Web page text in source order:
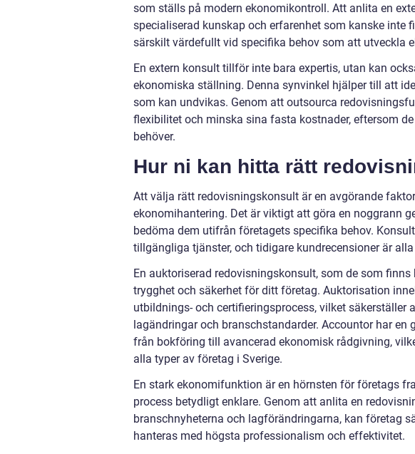
som ställs på modern ekonomikontroll. Att anlita en
specialiserad kunskap och erfarenhet som kanske inte
särskilt värdefullt vid specifika behov som att utveckla
En extern konsult tillför inte bara expertis, utan kan
ekonomiska ställning. Denna synvinkel hjälper till att
som kan undvikas. Genom att outsourca
flexibilitet och minska sina fasta kostnader, eftersom
behöver.
Hur ni kan hitta rätt
Att välja rätt redovisningskonsult är en avgörande
ekonomihantering. Det är viktigt att göra en noggrann
bedöma dem utifrån företagets specifika behov.
tillgängliga tjänster, och tidigare kundrecensioner är
En auktoriserad redovisningskonsult, som de som
trygghet och säkerhet för ditt företag. Auktorisation
utbildnings- och certifieringsprocess, vilket säkerställer
lagändringar och branschstandarder. Accountor har
från bokföring till avancerad ekonomisk rådgivning,
alla typer av företag i Sverige.
En stark ekonomifunktion är en hörnsten för företags
process betydligt enklare. Genom att anlita en
branschnyheterna och lagförändringarna, kan företag
hanteras med högsta professionalism och effektivitet.